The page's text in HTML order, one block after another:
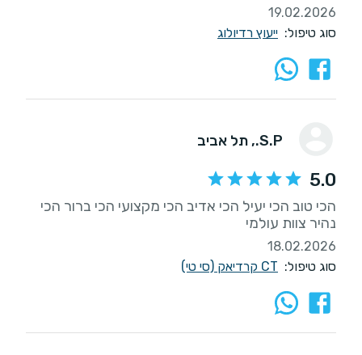
19.02.2026
סוג טיפול: ייעוץ רדיולוג
S.P. , תל אביב
5.0
הכי טוב הכי יעיל הכי אדיב הכי מקצועי הכי ברור הכי
נהיר צוות עולמי
18.02.2026
סוג טיפול: CT קרדיאק (סי טי)